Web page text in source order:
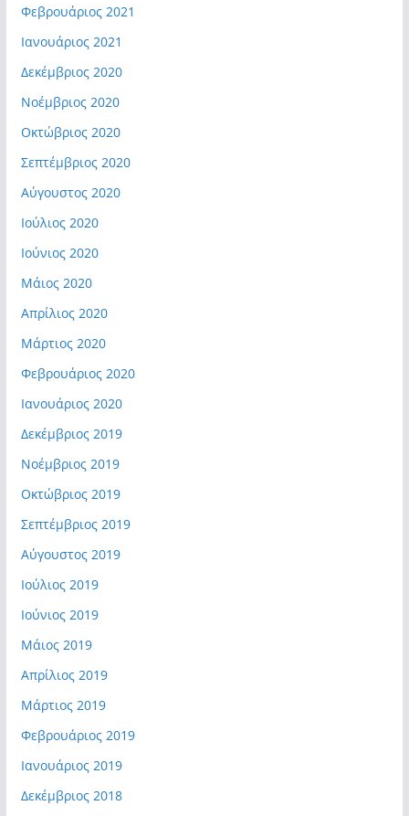
Φεβρουάριος 2021
Ιανουάριος 2021
Δεκέμβριος 2020
Νοέμβριος 2020
Οκτώβριος 2020
Σεπτέμβριος 2020
Αύγουστος 2020
Ιούλιος 2020
Ιούνιος 2020
Μάιος 2020
Απρίλιος 2020
Μάρτιος 2020
Φεβρουάριος 2020
Ιανουάριος 2020
Δεκέμβριος 2019
Νοέμβριος 2019
Οκτώβριος 2019
Σεπτέμβριος 2019
Αύγουστος 2019
Ιούλιος 2019
Ιούνιος 2019
Μάιος 2019
Απρίλιος 2019
Μάρτιος 2019
Φεβρουάριος 2019
Ιανουάριος 2019
Δεκέμβριος 2018